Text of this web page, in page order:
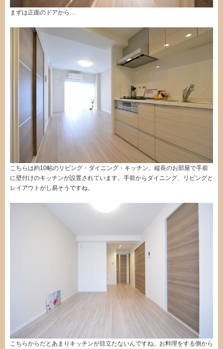
まずは正面のドアから…
こちらは約10帖のリビング・ダイニング・キッチン。縦長のお部屋で手前
に壁付けのキッチンが設置されています。手前からダイニング、リビングと
レイアウトがし易そうですね。
こちらからだとあまりキッチンが目立たないんですね。お料理をする側から